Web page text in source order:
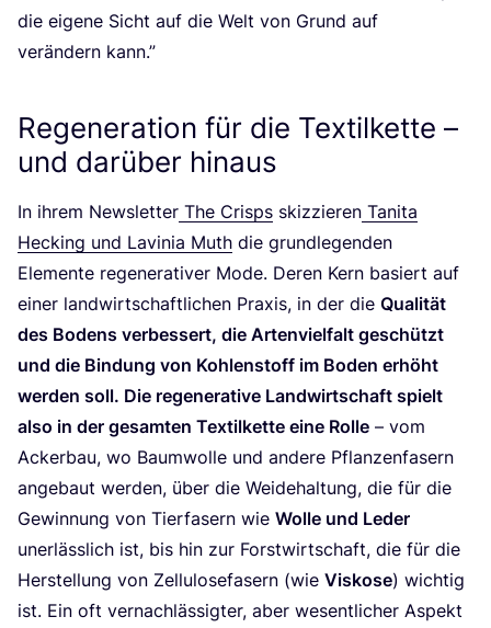
die eige­ne Sicht auf die Welt von Grund auf
ver­än­dern kann.”
Regeneration für die Textilkette –
und darüber hinaus
In ihrem News­let­ter The Crisps skiz­zie­ren Tani­ta
Hecking und Lavi­nia Muth die grund­le­gen­den
Ele­men­te rege­ne­ra­ti­ver Mode. Deren Kern basiert auf
einer land­wirt­schaft­li­chen Pra­xis, in der die Qua­li­tät
des Bodens ver­bes­sert, die Arten­viel­falt geschützt
und die Bin­dung von Koh­len­stoff im Boden erhöht
wer­den soll. Die rege­ne­ra­ti­ve Land­wirt­schaft spielt
also in der gesam­ten Tex­til­ket­te eine Rol­le – vom
Acker­bau, wo Baum­wol­le und ande­re Pflan­zen­fa­sern
ange­baut wer­den, über die Wei­de­hal­tung, die für die
Gewin­nung von Tier­fa­sern wie Wol­le und Leder
uner­läss­lich ist, bis hin zur Forst­wirt­schaft, die für die
Her­stel­lung von Zel­lu­lo­se­fa­sern (wie Vis­ko­se) wich­tig
ist. Ein oft ver­nach­läs­sig­ter, aber wesent­li­cher Aspekt